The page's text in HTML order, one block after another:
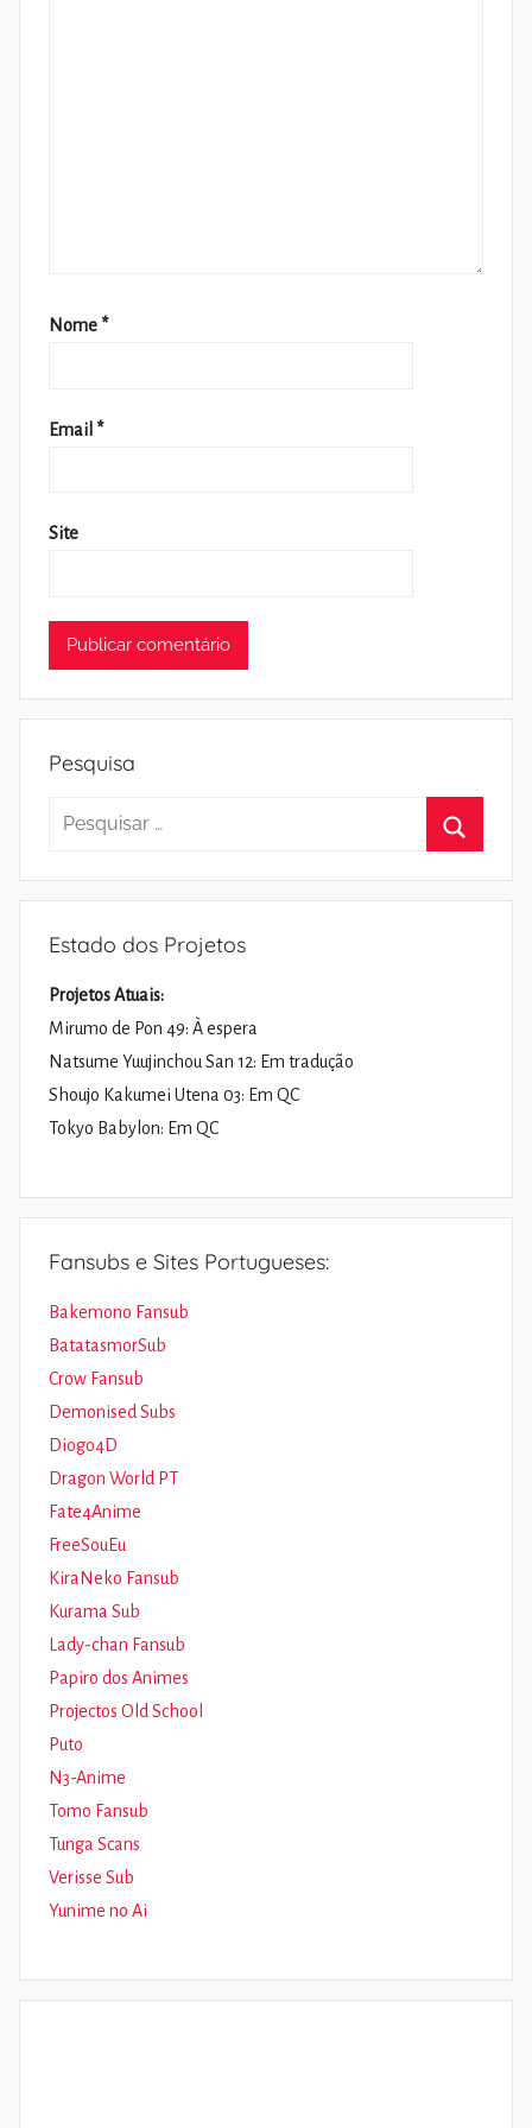
Nome *
Email *
Site
Pesquisa
Pesquisar
Estado dos Projetos
Projetos Atuais:
Mirumo de Pon 49: À espera
Natsume Yuujinchou San 12: Em tradução
Shoujo Kakumei Utena 03: Em QC
Tokyo Babylon: Em QC
Fansubs e Sites Portugueses:
Bakemono Fansub
BatatasmorSub
Crow Fansub
Demonised Subs
Diogo4D
Dragon World PT
Fate4Anime
FreeSouEu
KiraNeko Fansub
Kurama Sub
Lady-chan Fansub
Papiro dos Animes
Projectos Old School
Puto
N3-Anime
Tomo Fansub
Tunga Scans
Verisse Sub
Yunime no Ai